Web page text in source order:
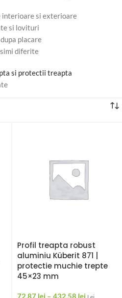
si exterioare
si lovituri
placare
diferite
si protectii treapta
Profil treapta robust
aluminiu Küberit 871 |
protectie muchie trepte
45×23 mm
72,87 lei – 432,58 lei